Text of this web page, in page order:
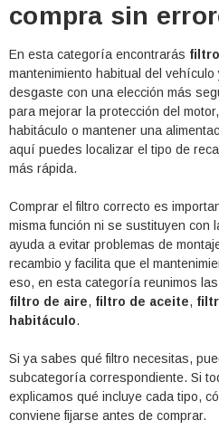
compra sin
En esta categoría encontrarás
mantenimiento habitual del
desgaste con una elección más
para mejorar la protección del
habitáculo o mantener una
aquí puedes localizar el tipo de
más rápida.
Comprar el filtro correcto es
misma función ni se sustituyen con
ayuda a evitar problemas de
recambio y facilita que el
eso, en esta categoría reunimos
filtro de aire, filtro de aceite,
habitáculo.
Si ya sabes qué filtro necesitas,
subcategoría correspondiente. Si
explicamos qué incluye cada tipo,
conviene fijarse antes de comprar.